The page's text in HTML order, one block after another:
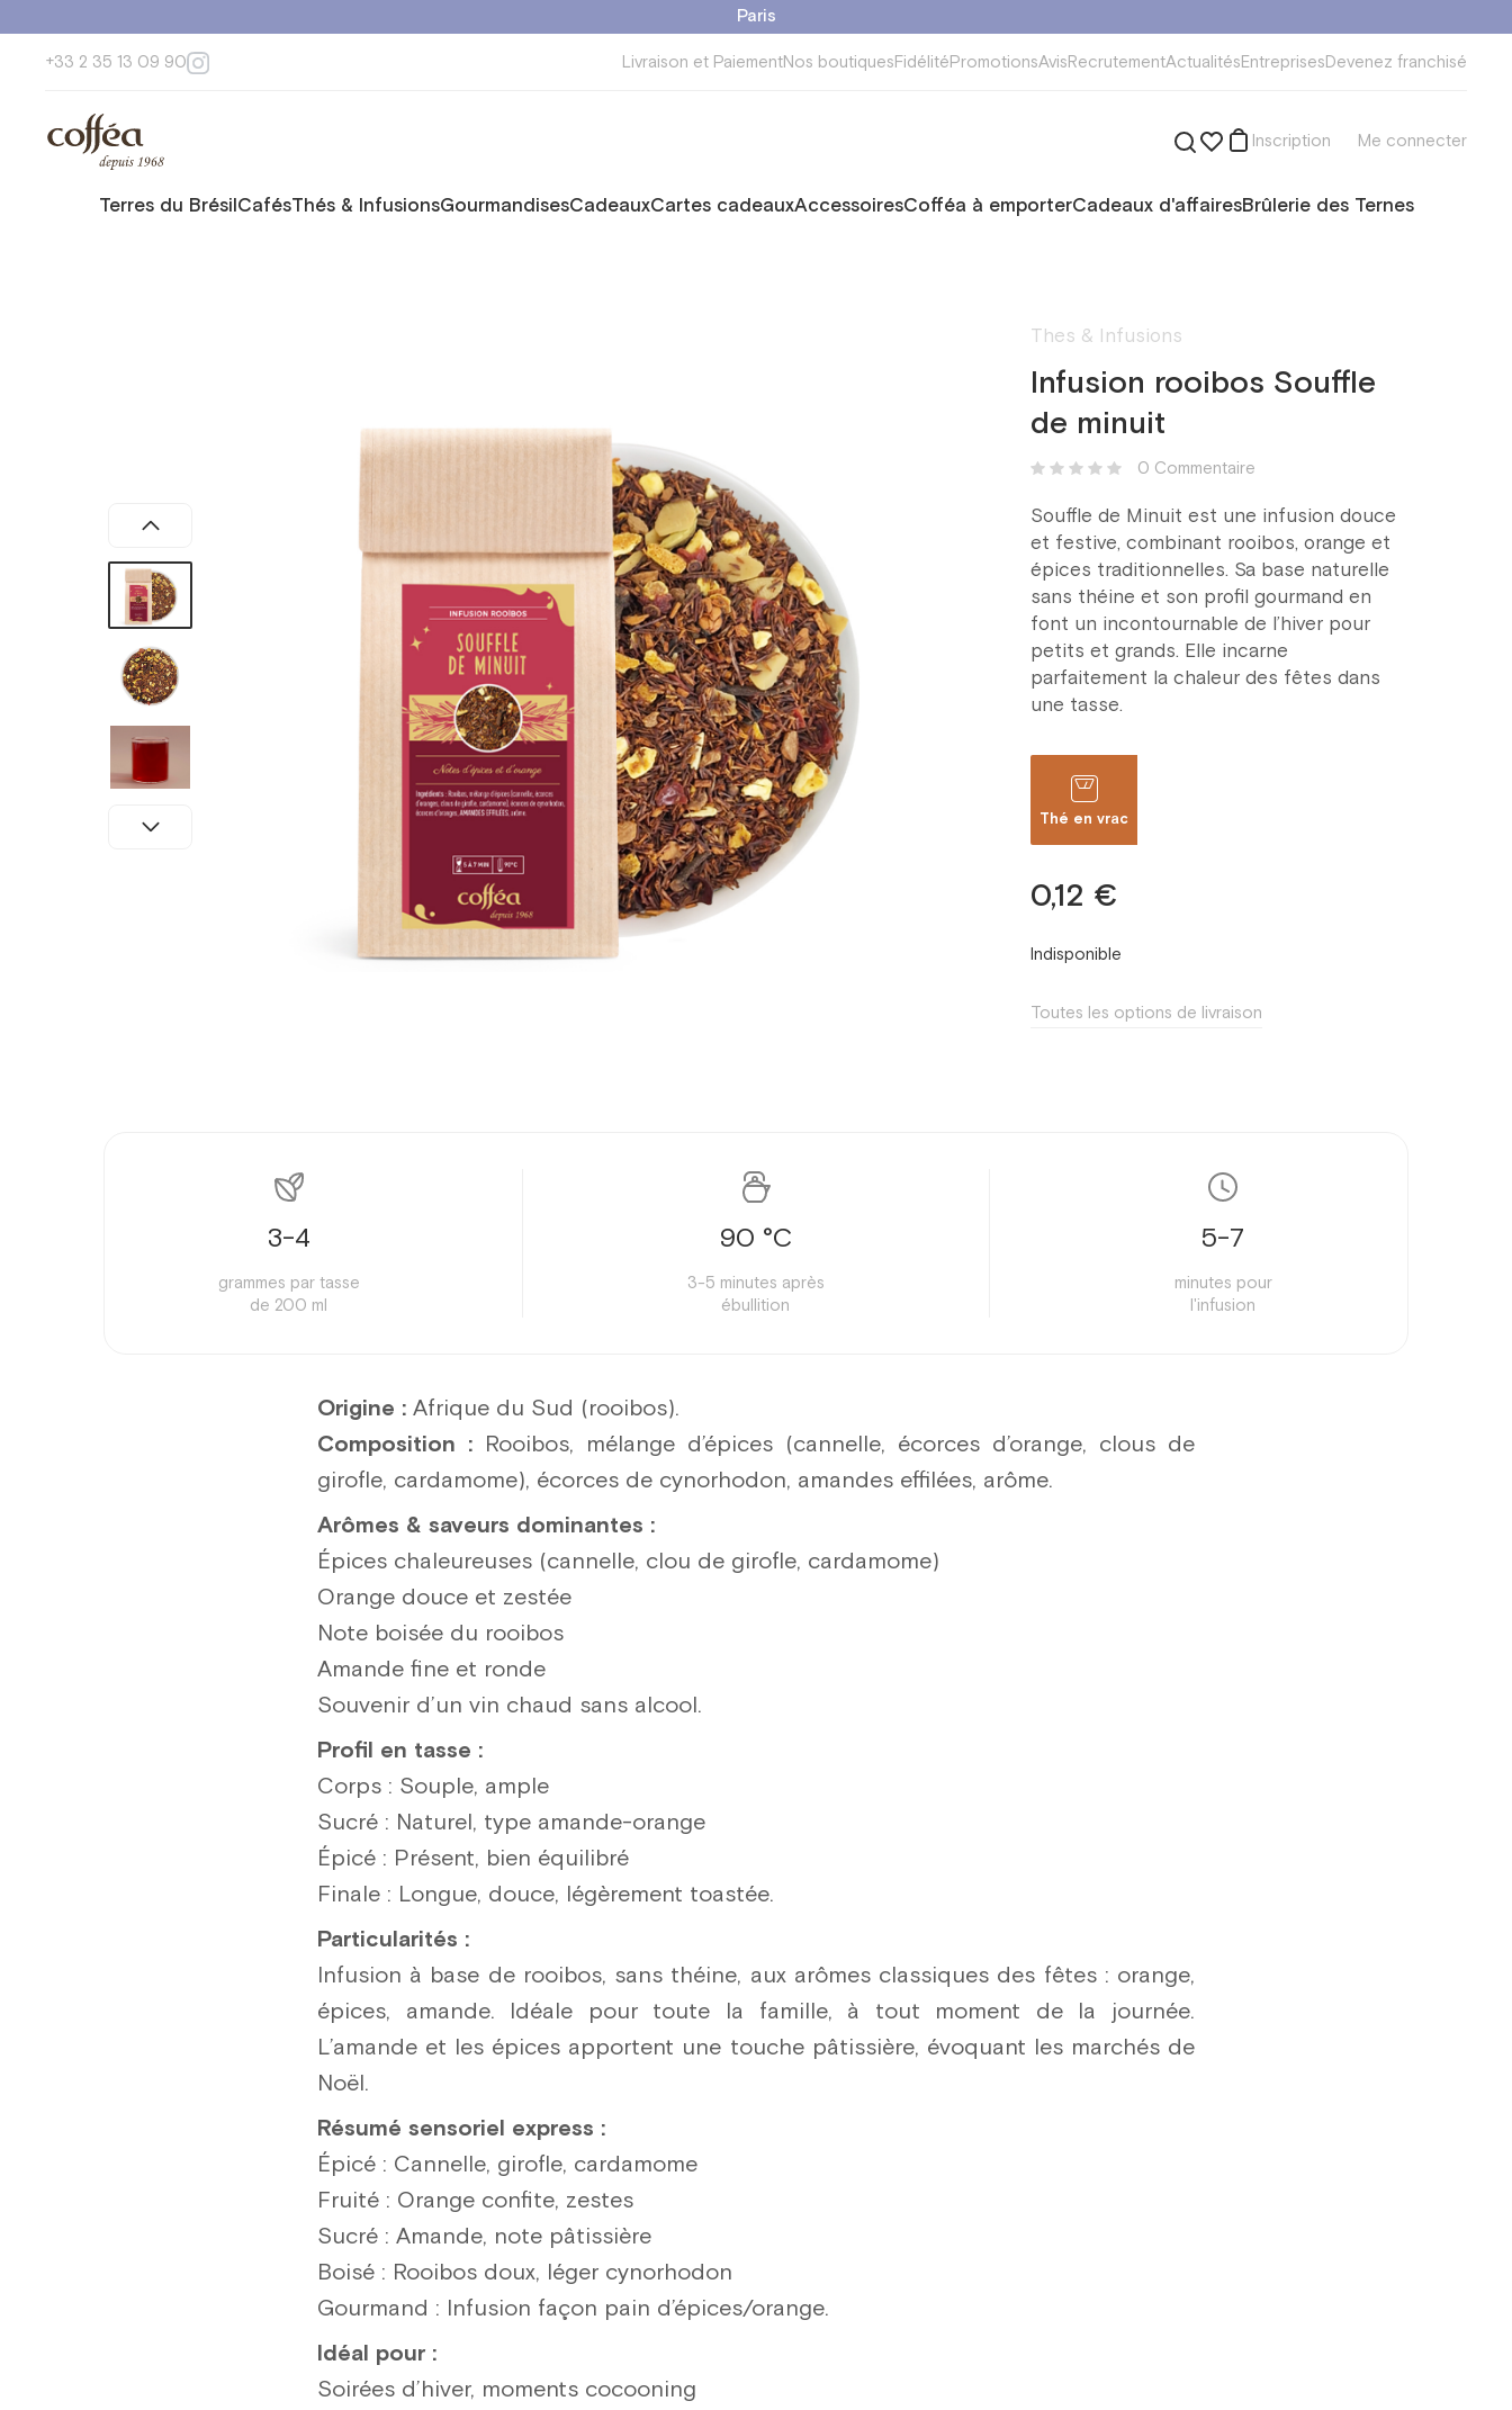
Paris
+33 2 35 13 09 90 Livraison et PaiementNos boutiquesFidélitéPromotionsAvisRecrutementActualitésEntreprisesDevenez franchisé
Inscription Me connecter
Terres du BrésilCafésThés & InfusionsGourmandisesCadeauxCartes cadeauxAccessoiresCofféa à emporterCadeaux d'affairesBrûlerie des Ternes
Thes & Infusions
Infusion rooibos Souffle
de minuit
0 Сommentaire
Souffle de Minuit est une infusion douce
et festive, combinant rooibos, orange et
épices traditionnelles. Sa base naturelle
sans théine et son profil gourmand en
font un incontournable de l’hiver pour
petits et grands. Elle incarne
parfaitement la chaleur des fêtes dans
une tasse.
Thé en vrac
0,12 €
Indisponible
Toutes les options de livraison
3-4
grammes par tasse
de 200 ml
90 °C
3-5 minutes après
ébullition
5-7
minutes pour
l'infusion
Origine : Afrique du Sud (rooibos).
Composition : Rooibos, mélange d’épices (cannelle, écorces d’orange, clous de
girofle, cardamome), écorces de cynorhodon, amandes effilées, arôme.
Arômes & saveurs dominantes :
Épices chaleureuses (cannelle, clou de girofle, cardamome)
Orange douce et zestée
Note boisée du rooibos
Amande fine et ronde
Souvenir d’un vin chaud sans alcool.
Profil en tasse :
Corps : Souple, ample
Sucré : Naturel, type amande-orange
Épicé : Présent, bien équilibré
Finale : Longue, douce, légèrement toastée.
Particularités :
Infusion à base de rooibos, sans théine, aux arômes classiques des fêtes : orange,
épices, amande. Idéale pour toute la famille, à tout moment de la journée.
L’amande et les épices apportent une touche pâtissière, évoquant les marchés de
Noël.
Résumé sensoriel express :
Épicé : Cannelle, girofle, cardamome
Fruité : Orange confite, zestes
Sucré : Amande, note pâtissière
Boisé : Rooibos doux, léger cynorhodon
Gourmand : Infusion façon pain d’épices/orange.
Idéal pour :
Soirées d’hiver, moments cocooning